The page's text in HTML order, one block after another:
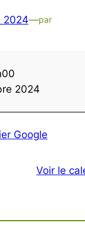
2024—par
2024
Google
Voir le